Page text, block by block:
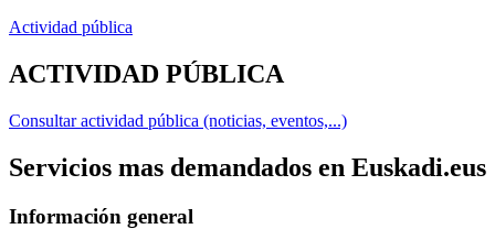
Actividad pública
ACTIVIDAD PÚBLICA
Consultar actividad pública (noticias, eventos,...)
Servicios mas demandados en Euskadi.eus
Información general